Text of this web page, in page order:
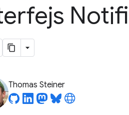
Thomas Steiner